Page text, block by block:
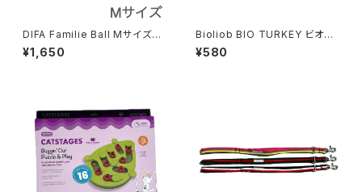
DIFA Familie Ball Mサイズ
ディファ ファミリエボール
¥1,650
Bioliob BIO TURKEY ビオリ
オーブ ビオ ターキー 冬のごち
そうクランベリー添え
¥580